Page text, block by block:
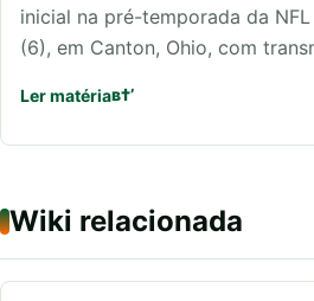
inicial na pré-temporada da
(6), em Canton, Ohio, com
Ler matéria
Wiki relacionada